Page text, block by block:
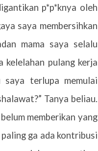
p*p*knya oleh
saya membersihkan
mama saya selalu
kelelahan pulang kerja
saya terlupa memulai
Tanya beliau.
memberikan yang
ga ada kontribusi